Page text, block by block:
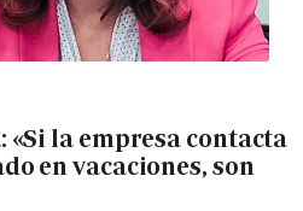
«Si la empresa contacta
en vacaciones, son